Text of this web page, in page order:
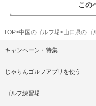
この
TOP 中国のゴルフ場 山口県のゴ
キャンペーン・特集
じゃらんゴルフアプリを使う
ゴルフ練習場